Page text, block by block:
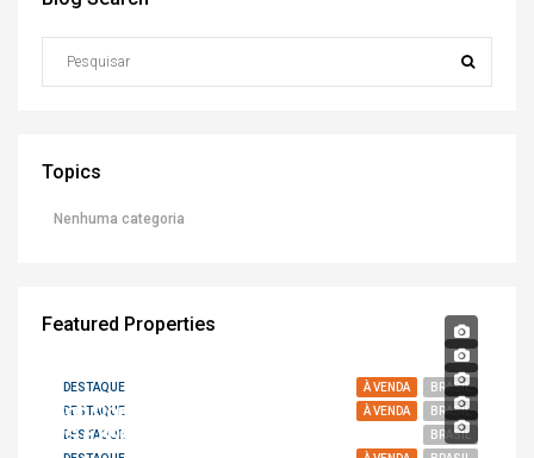
Topics
Nenhuma categoria
Featured Properties
DESTAQUE À VENDA
BRASIL
DESTAQUE
À VENDA
BRASIL
DESTAQUE
BRASIL
Sob Consulta
R$ 6.890.000,00